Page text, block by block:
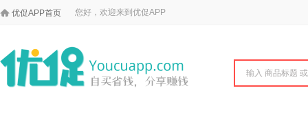
 优促APP首页 您好，欢迎来到优促APP